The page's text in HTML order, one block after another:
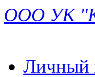
ООО УК
Личный